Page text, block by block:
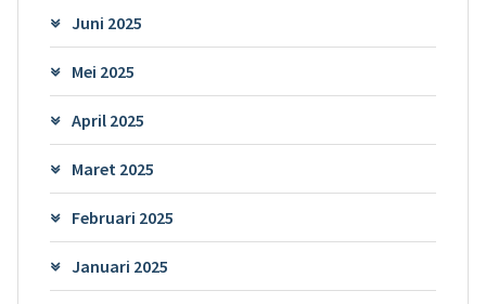
Juni 2025
Mei 2025
April 2025
Maret 2025
Februari 2025
Januari 2025